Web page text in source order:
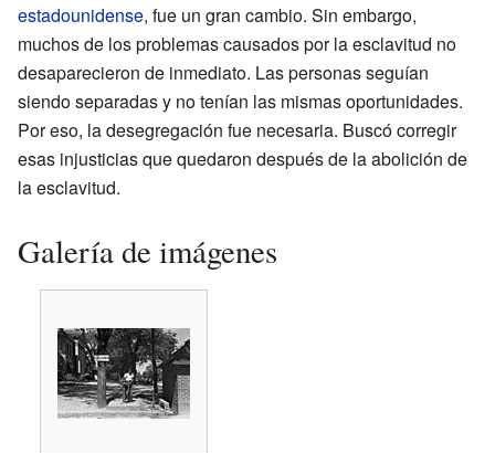
estadounidense, fue un gran cambio. Sin embargo,
muchos de los problemas causados por la esclavitud no
desaparecieron de inmediato. Las personas seguían
siendo separadas y no tenían las mismas oportunidades.
Por eso, la desegregación fue necesaria. Buscó corregir
esas injusticias que quedaron después de la abolición de
la esclavitud.
Galería de imágenes